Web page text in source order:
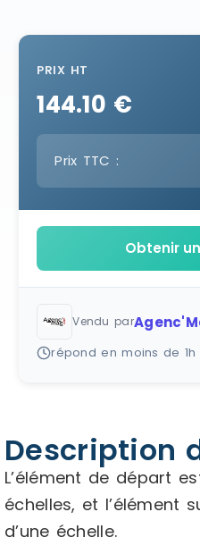
PRIX HT
144.10 €
Prix TTC :
Obtenir
Vendu par
répond en moins de 1h
Description
L’élément de départ
échelles, et l’élément
d’une échelle.